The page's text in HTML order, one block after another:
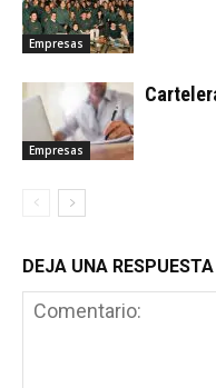
Empresas
Empresas
DEJA UNA RESPUESTA